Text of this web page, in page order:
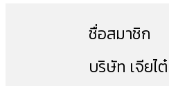
ชื่อสมาชิก
บริษัท เจียไ